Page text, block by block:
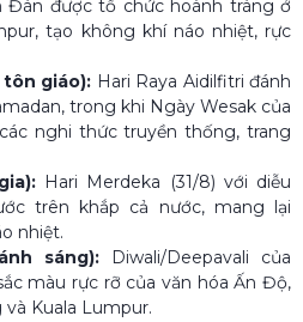
Đán được tổ chức hoành tráng ở
tạo không khí náo nhiệt, rực
tôn giáo): Hari Raya Aidilfitri đánh
trong khi Ngày Wesak của
nghi thức truyền thống, trang
Hari Merdeka (31/8) với diễu
trên khắp cả nước, mang lại
nhiệt.
sáng):Diwali/Deepavali của
màu rực rỡ của văn hóa Ấn Độ,
Kuala Lumpur.